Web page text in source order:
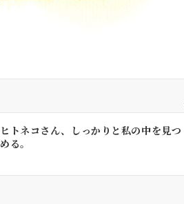
ヒトネコさん、しっかりと私の中を見つ
める。